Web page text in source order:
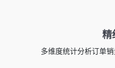
精
多维度统计分析订单